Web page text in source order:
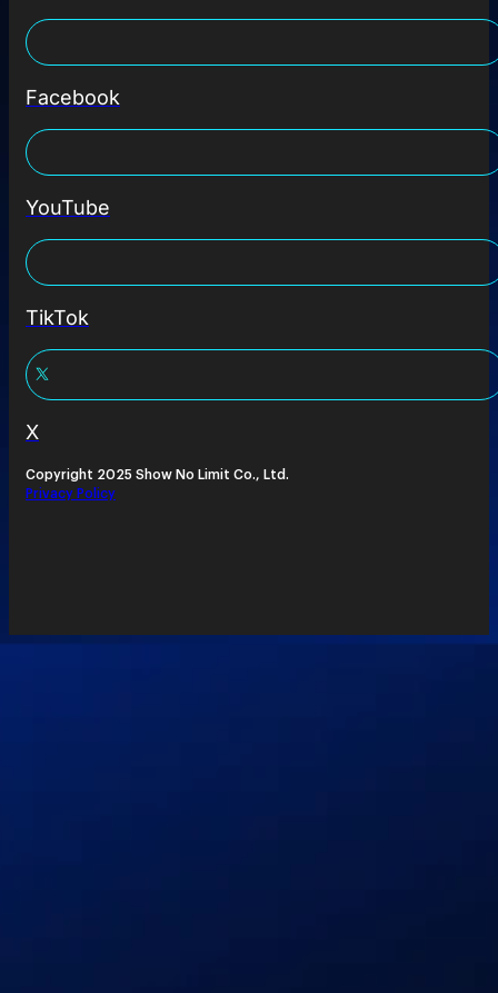
Facebook
YouTube
TikTok
X
Copyright 2025 Show No Limit Co., Ltd.
Privacy Policy